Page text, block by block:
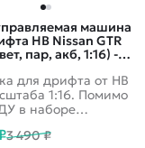
машина
HB Nissan GTR
пар, акб, 1:16) -
для дрифта от HB
1:16. Помимо
в наборе
для смены
3 490 ₽